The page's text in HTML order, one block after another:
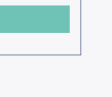
und
Hand,